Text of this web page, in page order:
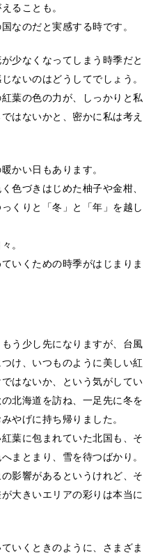
ることも。
なのだと実感する時です。
少なくなってしまう時季だと
ないのはどうしてでしょう。
葉の色の力が、しっかりと私
はないかと、密かに私は考え
かい日もあります。
色づきはじめた柚子や金柑、
くりと「冬」と「年」を越し
。
いくための時季がはじまりま
う少し先になりますが、台風
け、いつものように美しい紅
はないか、という気がしてい
北海道を訪ね、一足先に冬を
やげに持ち帰りました。
葉に包まれていた北国も、そ
まとまり、雪を待つばかり。
影響があるというけれど、そ
大きいエリアの彩りは本当に
いくときのように、さまざま